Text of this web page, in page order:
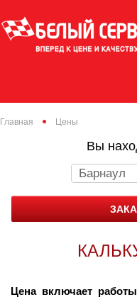
Главная Цены
Вы
Барнаул
Цена включает